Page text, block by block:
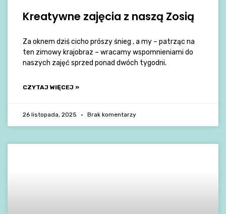
Kreatywne zajęcia z naszą Zosią
Za oknem dziś cicho prószy śnieg , a my – patrząc na
ten zimowy krajobraz – wracamy wspomnieniami do
naszych zajęć sprzed ponad dwóch tygodni.
CZYTAJ WIĘCEJ »
26 listopada, 2025 Brak komentarzy